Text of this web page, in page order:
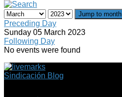
Jump to month
Preceding Day
Sunday 05 March 2023
Following Day
No events were found
Sindicación Blog